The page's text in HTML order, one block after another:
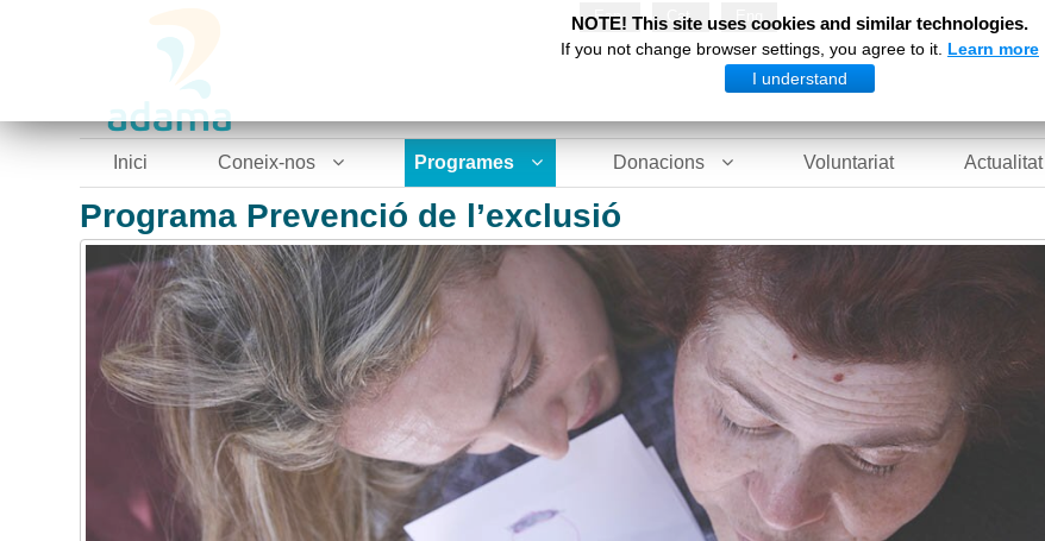
Esp Cat Eng
NOTE! This site uses cookies and similar technologies.
If you not change browser settings, you agree to it. Learn more
I understand
Inici Coneix-nos Programes Donacions Voluntariat Actualitat
Programa Prevenció de l’exclusió